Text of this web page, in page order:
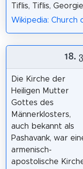
Tiflis, Tiflis,
Wikipedia: Church
18.
Die Kirche der
Heiligen Mutter
Gottes des
Männerklosters,
auch bekannt als
Pashavank, war
armenisch-
apostolische